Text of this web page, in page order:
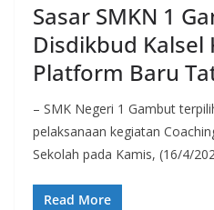
Sasar SMKN 1
Disdikbud Kalsel
Platform Baru
– SMK Negeri 1 Gambut
pelaksanaan kegiatan
Sekolah pada Kamis, (16/4/
Read More